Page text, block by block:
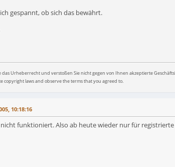
gespannt, ob sich das bewährt.
das Urheberrecht und verstoßen Sie nicht gegen von Ihnen akzeptierte
copyright laws and observe the terms that you agreed to.
10:18:16
nicht funktioniert. Also ab heute wieder nur für